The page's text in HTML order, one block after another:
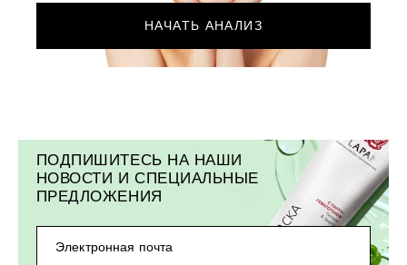
НАЧАТЬ АНАЛИЗ
ПОДПИШИТЕСЬ НА НАШИ
НОВОСТИ И СПЕЦИАЛЬНЫЕ
ПРЕДЛОЖЕНИЯ
Электронная почта